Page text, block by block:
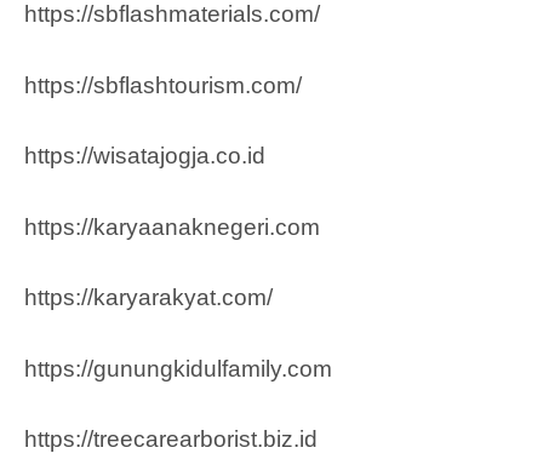
https://sbflashmaterials.com/
https://sbflashtourism.com/
https://wisatajogja.co.id
https://karyaanaknegeri.com
https://karyarakyat.com/
https://gunungkidulfamily.com
https://treecarearborist.biz.id